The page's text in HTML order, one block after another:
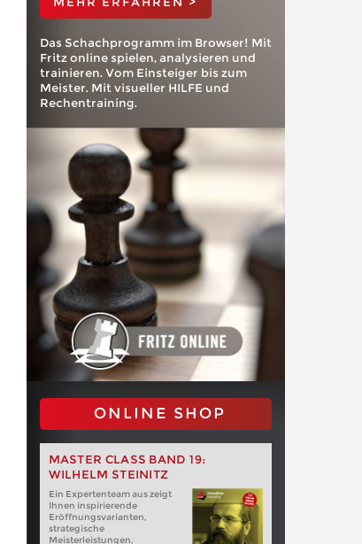
Das Schachprogramm im Browser! Mit
Fritz online spielen, analysieren und
trainieren. Vom Einsteiger bis zum
Meister. Mit visueller HILFE und
Rechentraining.
ONLINE SHOP
MASTER CLASS BAND 19:
WILHELM STEINITZ
Ein Expertenteam aus zeigt
Ihnen inspirierende
Eröffnungsvarianten,
strategische
Meisterleistungen,